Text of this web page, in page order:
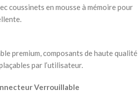
coussinets en mousse à mémoire pour
premium, composants de haute qualité
par l’utilisateur.
Verrouillable